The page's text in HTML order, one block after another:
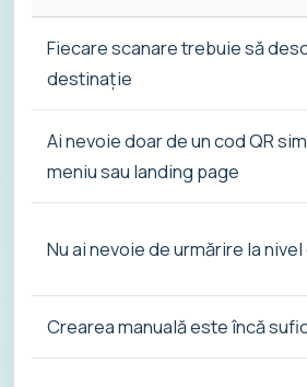
Fiecare scanare trebuie să
destinație
Ai nevoie doar de un cod QR
meniu sau landing page
Nu ai nevoie de urmărire la
Crearea manuală este încă